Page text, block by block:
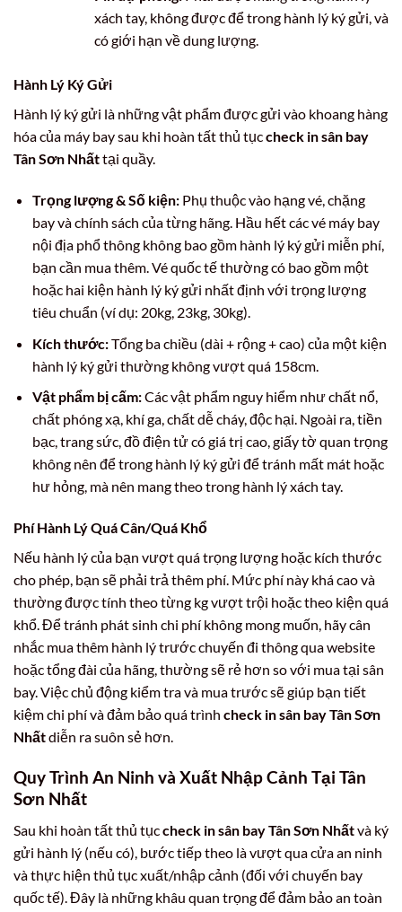
xách tay, không được để trong hành lý ký gửi, và
có giới hạn về dung lượng.
Hành Lý Ký Gửi
Hành lý ký gửi là những vật phẩm được gửi vào khoang hàng
hóa của máy bay sau khi hoàn tất thủ tụccheck in sân bay
Tân Sơn Nhấttại quầy.
Trọng lượng & Số kiện:Phụ thuộc vào hạng vé, chặng
bay và chính sách của từng hãng. Hầu hết các vé máy bay
nội địa phổ thông không bao gồm hành lý ký gửi miễn phí,
bạn cần mua thêm. Vé quốc tế thường có bao gồm một
hoặc hai kiện hành lý ký gửi nhất định với trọng lượng
tiêu chuẩn (ví dụ: 20kg, 23kg, 30kg).
Kích thước:Tổng ba chiều (dài + rộng + cao) của một kiện
hành lý ký gửi thường không vượt quá 158cm.
Vật phẩm bị cấm:Các vật phẩm nguy hiểm như chất nổ,
chất phóng xạ, khí ga, chất dễ cháy, độc hại. Ngoài ra, tiền
bạc, trang sức, đồ điện tử có giá trị cao, giấy tờ quan trọng
không nên để trong hành lý ký gửi để tránh mất mát hoặc
hư hỏng, mà nên mang theo trong hành lý xách tay.
Phí Hành Lý Quá Cân/Quá Khổ
Nếu hành lý của bạn vượt quá trọng lượng hoặc kích thước
cho phép, bạn sẽ phải trả thêm phí. Mức phí này khá cao và
thường được tính theo từng kg vượt trội hoặc theo kiện quá
khổ. Để tránh phát sinh chi phí không mong muốn, hãy cân
nhắc mua thêm hành lý trước chuyến đi thông qua website
hoặc tổng đài của hãng, thường sẽ rẻ hơn so với mua tại sân
bay. Việc chủ động kiểm tra và mua trước sẽ giúp bạn tiết
kiệm chi phí và đảm bảo quá trình check in sân bay Tân Sơn
Nhấtdiễn ra suôn sẻ hơn.
Quy Trình An Ninh và Xuất Nhập Cảnh Tại Tân
Sơn Nhất
Sau khi hoàn tất thủ tụccheck in sân bay Tân Sơn Nhấtvà ký
gửi hành lý (nếu có), bước tiếp theo là vượt qua cửa an ninh
và thực hiện thủ tục xuất/nhập cảnh (đối với chuyến bay
quốc tế). Đây là những khâu quan trọng để đảm bảo an toàn